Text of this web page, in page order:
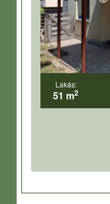
Lakás:
51 m2